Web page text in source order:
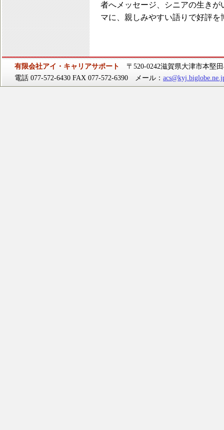
者へメッセージ、シニアの生き
マに、親しみやすい語りで好評を
有限会社アイ・キャリアサポート
〒520-0242滋賀県大津市本堅
電話 077-572-6430 FAX 077-572-6390 メール：